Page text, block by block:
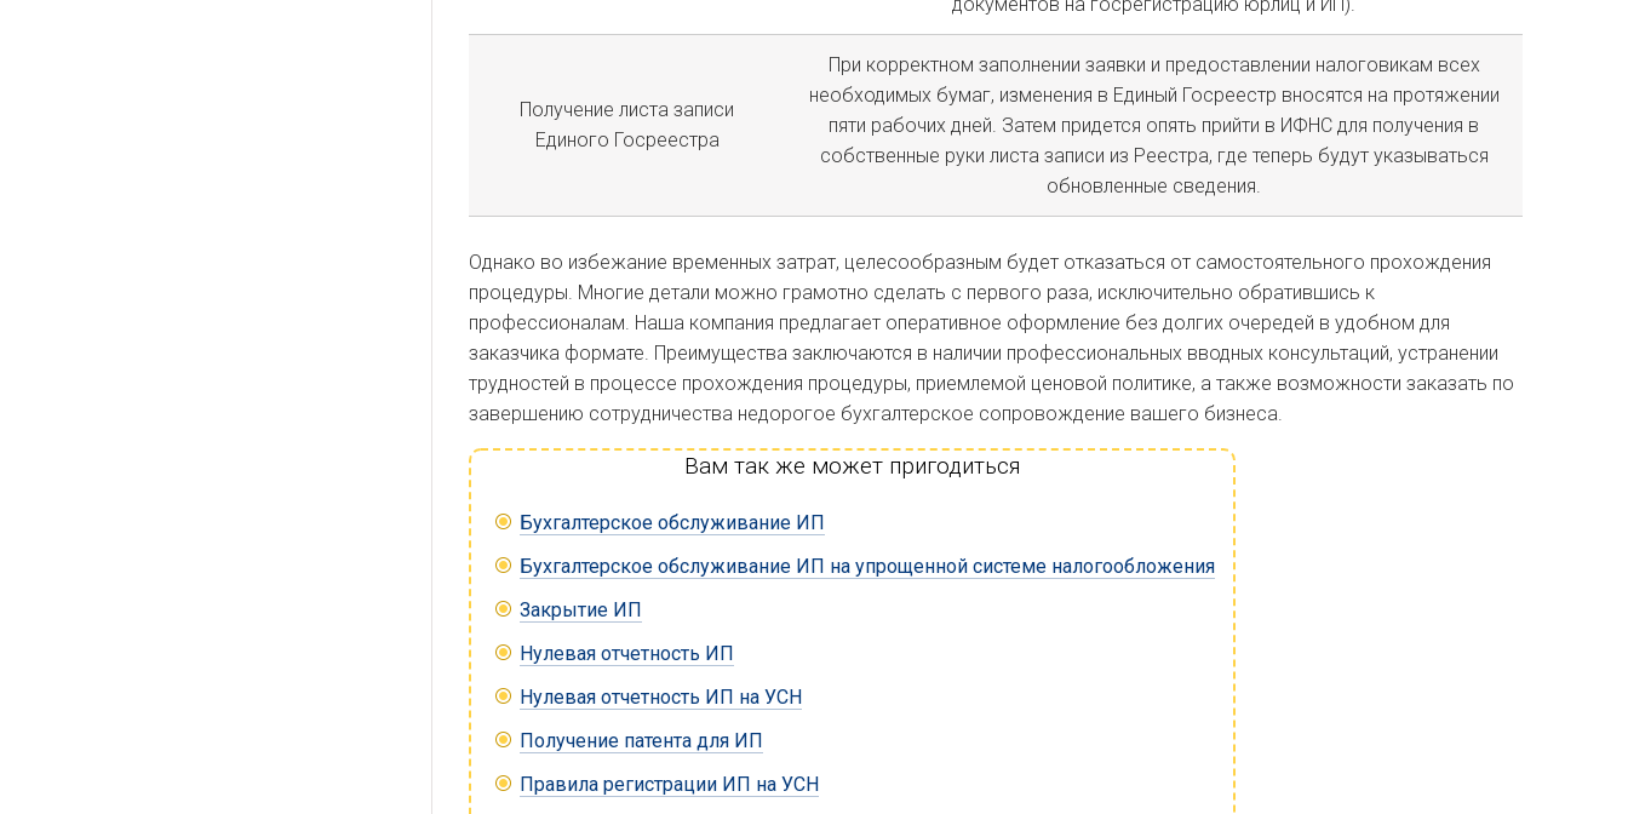
документов на госрегистрацию юрлиц и ИП).
Получение листа записи
Единого Госреестра
При корректном заполнении заявки и предоставлении налоговикам всех
необходимых бумаг, изменения в Единый Госреестр вносятся на протяжении
пяти рабочих дней. Затем придется опять прийти в ИФНС для получения в
собственные руки листа записи из Реестра, где теперь будут указываться
обновленные сведения.
Однако во избежание временных затрат, целесообразным будет отказаться от самостоятельного прохождения
процедуры. Многие детали можно грамотно сделать с первого раза, исключительно обратившись к
профессионалам. Наша компания предлагает оперативное оформление без долгих очередей в удобном для
заказчика формате. Преимущества заключаются в наличии профессиональных вводных консультаций, устранении
трудностей в процессе прохождения процедуры, приемлемой ценовой политике, а также возможности заказать по
завершению сотрудничества недорогое бухгалтерское сопровождение вашего бизнеса.
Вам так же может пригодиться
Бухгалтерское обслуживание ИП
Бухгалтерское обслуживание ИП на упрощенной системе налогообложения
Закрытие ИП
Нулевая отчетность ИП
Нулевая отчетность ИП на УСН
Получение патента для ИП
Правила регистрации ИП на УСН